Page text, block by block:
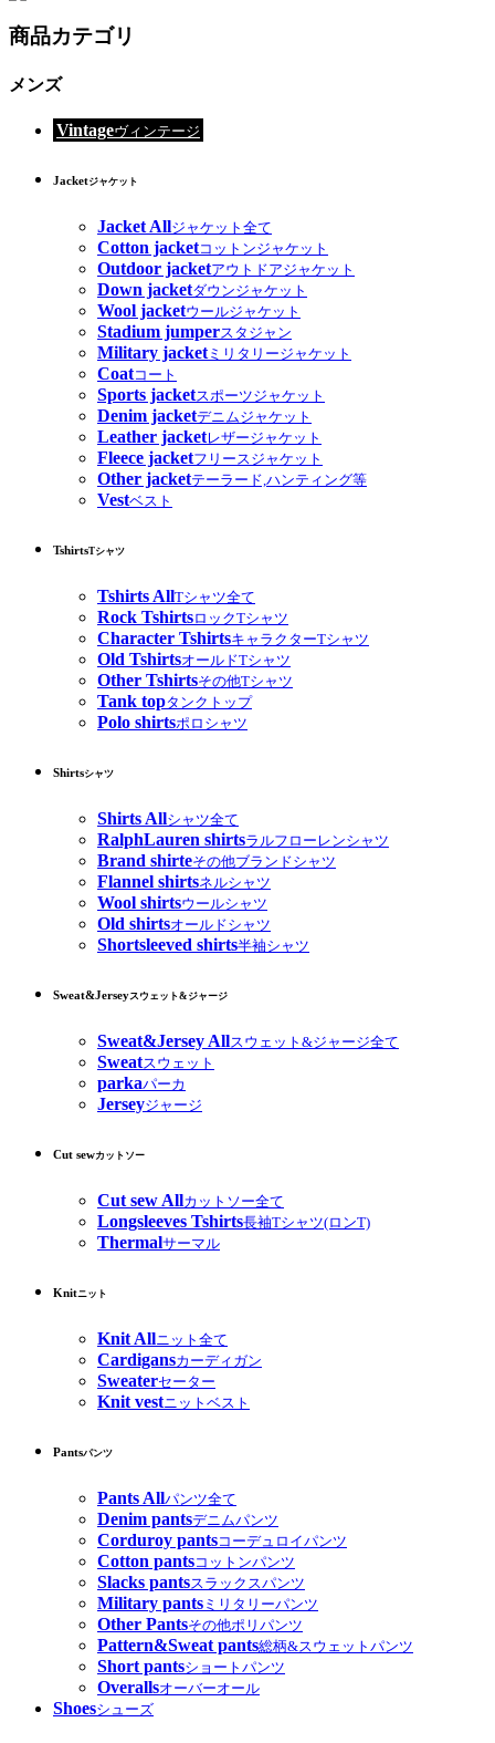
商品カテゴリ
メンズ
Vintageヴィンテージ
Jacketジャケット
Jacket Allジャケット全て
Cotton jacketコットンジャケット
Outdoor jacketアウトドアジャケット
Down jacketダウンジャケット
Wool jacketウールジャケット
Stadium jumperスタジャン
Military jacketミリタリージャケット
Coatコート
Sports jacketスポーツジャケット
Denim jacketデニムジャケット
Leather jacketレザージャケット
Fleece jacketフリースジャケット
Other jacketテーラード,ハンティング等
Vestベスト
TshirtsTシャツ
Tshirts AllTシャツ全て
Rock TshirtsロックTシャツ
Character TshirtsキャラクターTシャツ
Old TshirtsオールドTシャツ
Other Tshirtsその他Tシャツ
Tank topタンクトップ
Polo shirtsポロシャツ
Shirtsシャツ
Shirts Allシャツ全て
RalphLauren shirtsラルフローレンシャツ
Brand shirteその他ブランドシャツ
Flannel shirtsネルシャツ
Wool shirtsウールシャツ
Old shirtsオールドシャツ
Shortsleeved shirts半袖シャツ
Sweat&Jerseyスウェット&ジャージ
Sweat&Jersey Allスウェット&ジャージ全て
Sweatスウェット
parkaパーカ
Jerseyジャージ
Cut sewカットソー
Cut sew Allカットソー全て
Longsleeves Tshirts長袖Tシャツ(ロンT)
Thermalサーマル
Knitニット
Knit Allニット全て
Cardigansカーディガン
Sweaterセーター
Knit vestニットベスト
Pantsパンツ
Pants Allパンツ全て
Denim pantsデニムパンツ
Corduroy pantsコーデュロイパンツ
Cotton pantsコットンパンツ
Slacks pantsスラックスパンツ
Military pants ミリタリーパンツ
Other Pantsその他ポリパンツ
Pattern&Sweat pants総柄&スウェットパンツ
Short pantsショートパンツ
Overallsオーバーオール
Shoesシューズ